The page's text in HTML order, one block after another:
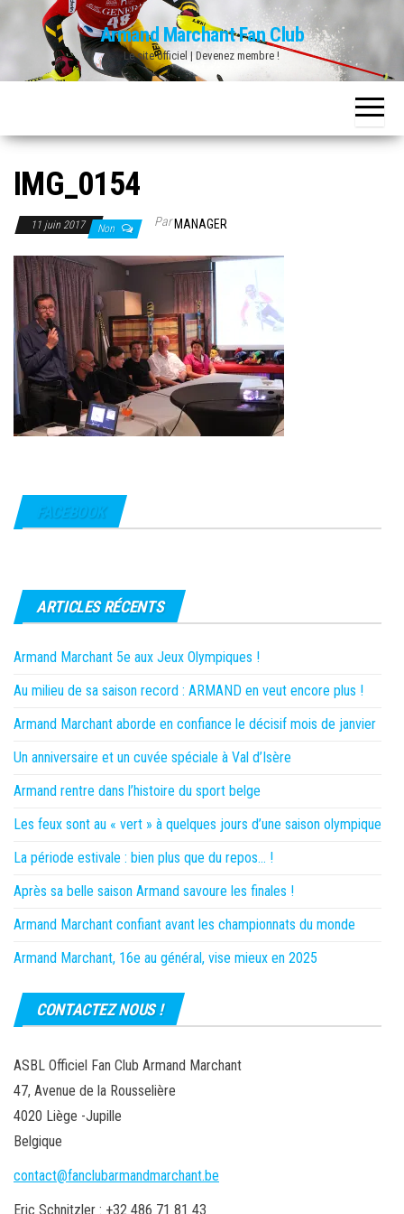
content
Armand Marchant Fan Club
Le site officiel | Devenez membre !
IMG_0154
11 juin 2017 Non ParMANAGER
FACEBOOK
ARTICLES RÉCENTS
Armand Marchant 5e aux Jeux Olympiques !
Au milieu de sa saison record : ARMAND en veut encore plus !
Armand Marchant aborde en confiance le décisif mois de janvier
Un anniversaire et un cuvée spéciale à Val d’Isère
Armand rentre dans l’histoire du sport belge
Les feux sont au « vert » à quelques jours d’une saison olympique
La période estivale : bien plus que du repos… !
Après sa belle saison Armand savoure les finales !
Armand Marchant confiant avant les championnats du monde
Armand Marchant, 16e au général, vise mieux en 2025
CONTACTEZ NOUS !
ASBL Officiel Fan Club Armand Marchant
47, Avenue de la Rousselière
4020 Liège -Jupille
Belgique
contact@fanclubarmandmarchant.be
Eric Schnitzler : +32 486 71 81 43